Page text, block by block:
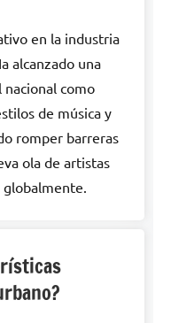
en la industria
alcanzado una
como
de música y
romper barreras
ola de artistas